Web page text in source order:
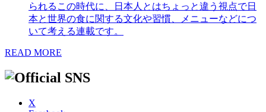
られるこの時代に、日本人とはちょっと違う視点で日
本と世界の食に関する文化や習慣、メニューなどにつ
いて考える連載です。
READ MORE
X